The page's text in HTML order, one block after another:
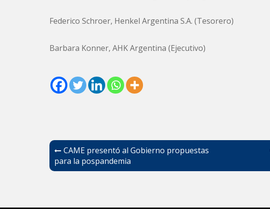
Federico Schroer, Henkel Argentina S.A. (Tesorero)
Barbara Konner, AHK Argentina (Ejecutivo)
Navegación
de
CAME presentó al Gobierno propuestas
para la pospandemia